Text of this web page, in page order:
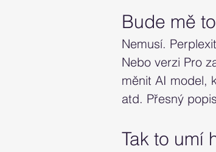
Bude mě
Nemusí.
Nebo verzi Pro
měnit AI model,
atd. Přesný
Tak to umí